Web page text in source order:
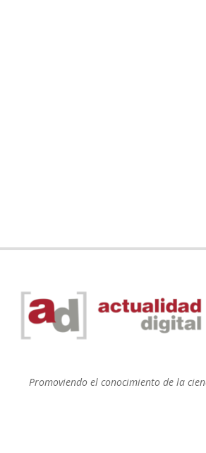
Promoviendo el conocimiento de la